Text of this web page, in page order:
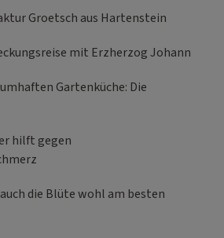
Groetsch aus Hartenstein
mit Erzherzog Johann
Gartenküche: Die
hilft gegen
die Blüte wohl am besten